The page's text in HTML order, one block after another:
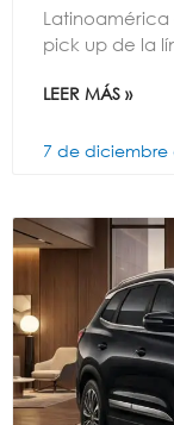
Latinoamérica
pick up de la
LEER MÁS »
7 de diciembre